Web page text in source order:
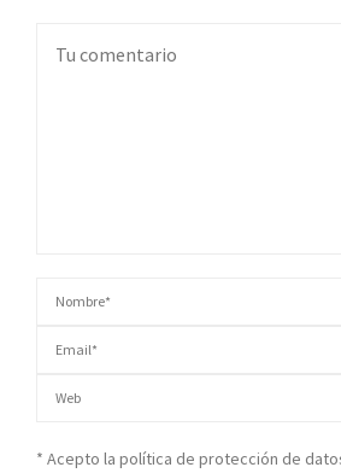
* Acepto la política de protección de